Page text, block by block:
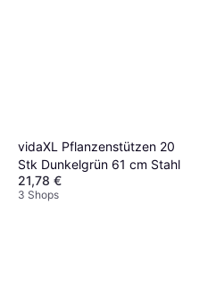
vidaXL Pflanzenstützen 20
Stk Dunkelgrün 61 cm Stahl
21,78 €
3 Shops